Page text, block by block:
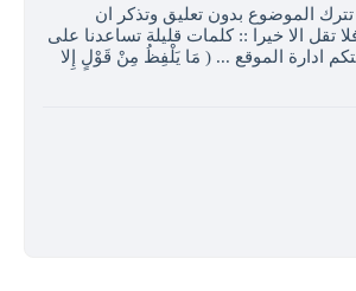
الموضوع بدون تعليق وتذكر ان
تقل الا خيرا :: كلمات قليلة تساعدنا على
ادارة الموقع ... ( مَا يَلْفِظُ مِنْ قَوْلٍ إِلا